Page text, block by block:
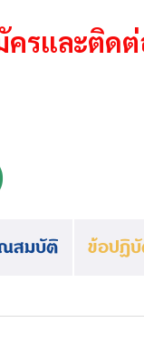
รและติด
สมบัติ ข้อปฏิ